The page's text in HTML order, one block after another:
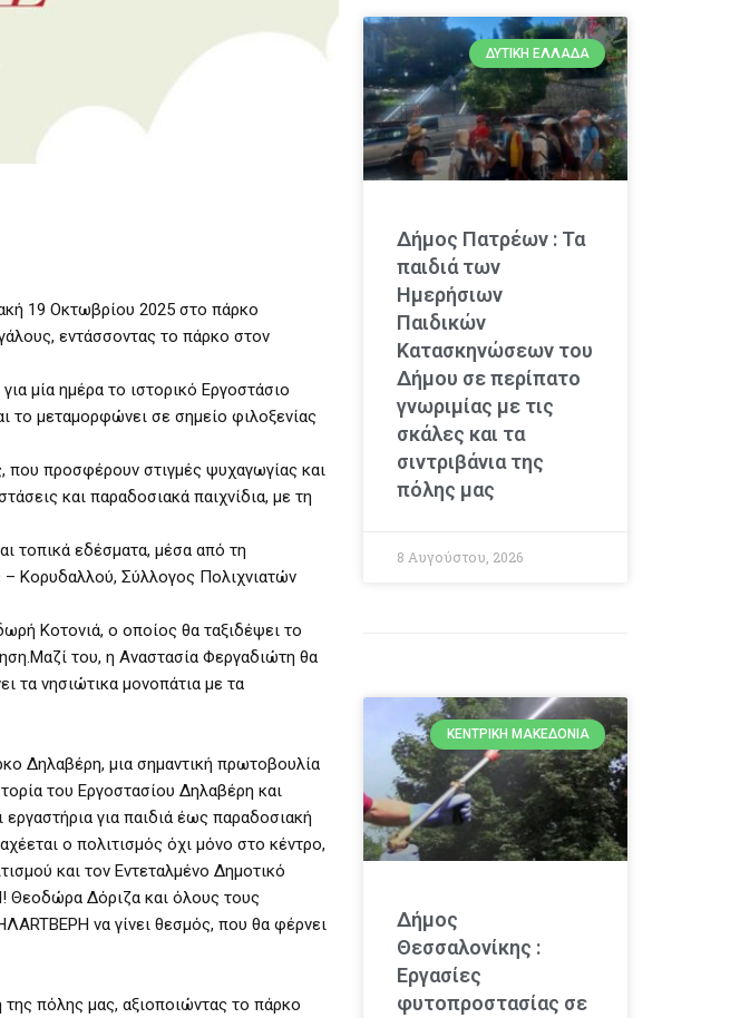
19 Οκτωβρίου 2025 στο πάρκο
εντάσσοντας το πάρκο στον
μία ημέρα το ιστορικό Εργοστάσιο
το μεταμορφώνει σε σημείο φιλοξενίας
που προσφέρουν στιγμές ψυχαγωγίας και
και παραδοσιακά παιχνίδια, με τη
τοπικά εδέσματα, μέσα από τη
Κορυδαλλού, Σύλλογος Πολιχνιατών
Κοτονιά, ο οποίος θα ταξιδέψει το
του, η Αναστασία Φεργαδιώτη θα
τα νησιώτικα μονοπάτια με τα
Δηλαβέρη, μια σημαντική πρωτοβουλία
του Εργοστασίου Δηλαβέρη και
εργαστήρια για παιδιά έως παραδοσιακή
ο πολιτισμός όχι μόνο στο κέντρο,
και τον Εντεταλμένο Δημοτικό
Θεοδώρα Δόριζα και όλους τους
να γίνει θεσμός, που θα φέρνει
πόλης μας, αξιοποιώντας το πάρκο
ΔΥΤΙΚΉ ΕΛΛΆΔΑ
Δήμος Πατρέων : Τα
παιδιά των
Ημερήσιων
Παιδικών
Κατασκηνώσεων του
Δήμου σε περίπατο
γνωριμίας με τις
σκάλες και τα
σιντριβάνια της
πόλης μας
8 Αυγούστου, 2026
ΚΕΝΤΡΙΚΉ ΜΑΚΕΔΟΝΊΑ
Δήμος
Θεσσαλονίκης :
Εργασίες
φυτοπροστασίας σε